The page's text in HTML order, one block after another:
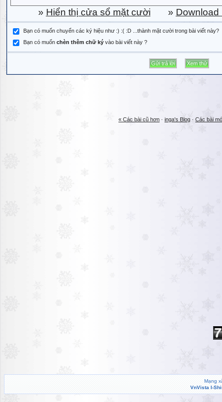
» Hiển thị cửa sổ mặt cười » Download
Bạn có muốn chuyển các ký hiệu như :) :( :D ...thành mặt cười trong bài viết này?
Bạn có muốn chèn thêm chữ ký vào bài viết này ?
« Các bài cũ hơn · inga's Blog · Các bài
Mạng
VnVista I-